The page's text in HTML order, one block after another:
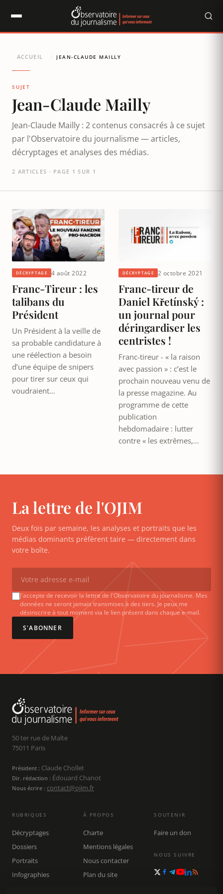
ACCUEIL / JEAN-CLAUDE MAILLY
SUJET
Jean-Claude Mailly
Jean-Claude Mailly : 2 contenus consacrés à ce sujet
par l'Observatoire du journalisme — articles,
décryptages et analyses des médias.
2 ARTICLES · PAGE 1 SUR 1
DÉCRYPTAGE 4 août 2022
Franc-Tireur : les
talibans du
Président
Un Président à la veille de
sa probable candidature à
une réélection a besoin
d’une équipe de snipers
pour tirer sur ceux qui
voudraient…
DÉCRYPTAGE 2 octobre 2021
Franc-tireur de
Daniel Křetínský :
un journal pour
déringardiser les
centristes !
Franc-tireur - « la raison
avec passion » : c’est le
prochain nouveau venu de
la presse magazine. Au
programme de cette
publication
hebdomadaire : lutter
contre « les extrêmes,…
La lettre de l'OJIM
Deux fois par semaine, les analyses et portraits que les
médias dominants préfèrent taire — directement dans
votre boîte.
J'accepte de recevoir la lettre de l'Observatoire du journalisme. Mes
données ne seront jamais transmises à des tiers. Je peux me
désinscrire à tout moment via le lien présent dans chaque e-mail.
S'ABONNER
50 ter rue de Malte
75011 Paris
Président : Claude Chollet
Dir. rédaction : Édouard Chanot
Nous écrire : contact@ojim.fr
RUBRIQUES
Décryptages
Dossiers
Portraits
Infographies
À PROPOS
Charte
Mentions légales
Nous contacter
Plan du site
SOUTENIR
Faire un don
NOUS SUIVRE
Panneau de gestion des cookies